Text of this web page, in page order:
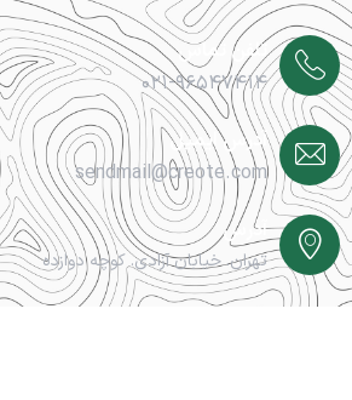
تلفن تماس
۰۲۱-۹۶۵۴۷۴۱۴
آدرس ایمیل
sendmail@creote.com
آدرس
تهران. خیابان آزادی. کوچه دوازده